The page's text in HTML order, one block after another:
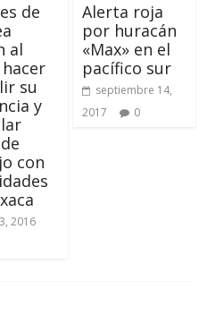
de
al
hacer
su
y
con
2016
Alerta roja
por huracán
«Max» en el
pacífico sur
septiembre 14,
2017
0